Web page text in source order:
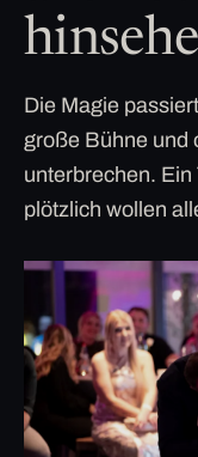
Die Magie
große Bühne und
unterbrechen.
plötzlich wollen